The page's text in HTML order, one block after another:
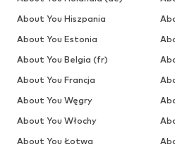
About You Hiszpania
About You Estonia
About You Belgia (fr)
About You Francja
About You Węgry
About You Włochy
About You Łotwa